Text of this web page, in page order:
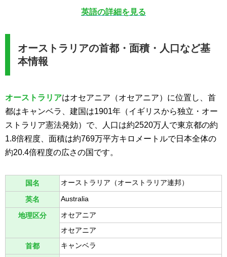
英語の詳細を見る
オーストラリアの首都・面積・人口など基
本情報
オーストラリアはオセアニア（オセアニア）に位置し、首
都はキャンベラ、建国は1901年（イギリスから独立・オー
ストラリア憲法発効）で、人口は約2520万人で東京都の約
1.8倍程度、面積は約769万平方キロメートルで日本全体の
約20.4倍程度の広さの国です。
国名 オーストラリア（オーストラリア連邦）
英名 Australia
地理区分
オセアニア
オセアニア
首都 キャンベラ